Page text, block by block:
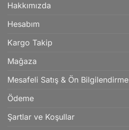
Hakkımızda
Hesabım
Kargo Takip
Mağaza
Mesafeli Satış & Ön Bilgilendirme
Ödeme
Şartlar ve Koşullar